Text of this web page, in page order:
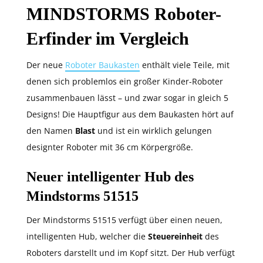
MINDSTORMS Roboter-
Erfinder im Vergleich
Der neue Roboter Baukasten enthält viele Teile, mit
denen sich problemlos ein großer Kinder-Roboter
zusammenbauen lässt – und zwar sogar in gleich 5
Designs! Die Hauptfigur aus dem Baukasten hört auf
den Namen Blast und ist ein wirklich gelungen
designter Roboter mit 36 cm Körpergröße.
Neuer intelligenter Hub des
Mindstorms 51515
Der Mindstorms 51515 verfügt über einen neuen,
intelligenten Hub, welcher die Steuereinheit des
Roboters darstellt und im Kopf sitzt. Der Hub verfügt